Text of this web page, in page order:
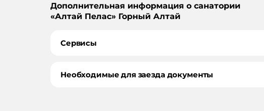
Дополнительная информация о санатории
«Алтай Пелас» Горный Алтай
Сервисы
Необходимые для заезда документы